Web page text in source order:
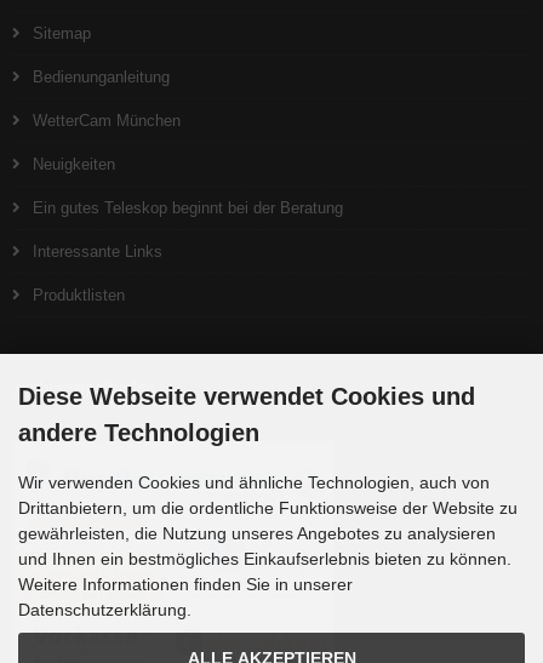
Sitemap
Bedienunganleitung
WetterCam München
Neuigkeiten
Ein gutes Teleskop beginnt bei der Beratung
Interessante Links
Produktlisten
Zahlungsmethoden
Diese Webseite verwendet Cookies und
andere Technologien
Wir verwenden Cookies und ähnliche Technologien, auch von
Drittanbietern, um die ordentliche Funktionsweise der Website zu
gewährleisten, die Nutzung unseres Angebotes zu analysieren
und Ihnen ein bestmögliches Einkaufserlebnis bieten zu können.
Weitere Informationen finden Sie in unserer
Datenschutzerklärung.
ALLE AKZEPTIEREN